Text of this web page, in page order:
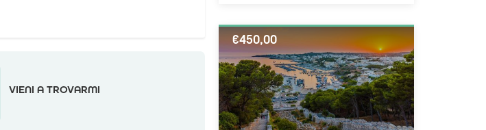
VIENI A TROVARMI
€450,00